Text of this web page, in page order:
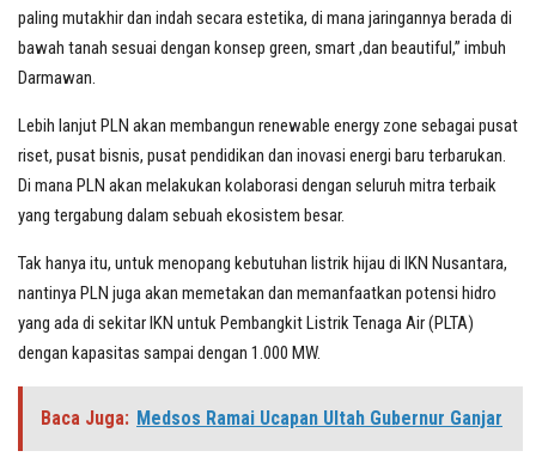
paling mutakhir dan indah secara estetika, di mana jaringannya berada di
bawah tanah sesuai dengan konsep green, smart ,dan beautiful,” imbuh
Darmawan.
Lebih lanjut PLN akan membangun renewable energy zone sebagai pusat
riset, pusat bisnis, pusat pendidikan dan inovasi energi baru terbarukan.
Di mana PLN akan melakukan kolaborasi dengan seluruh mitra terbaik
yang tergabung dalam sebuah ekosistem besar.
Tak hanya itu, untuk menopang kebutuhan listrik hijau di IKN Nusantara,
nantinya PLN juga akan memetakan dan memanfaatkan potensi hidro
yang ada di sekitar IKN untuk Pembangkit Listrik Tenaga Air (PLTA)
dengan kapasitas sampai dengan 1.000 MW.
Baca Juga: Medsos Ramai Ucapan Ultah Gubernur Ganjar